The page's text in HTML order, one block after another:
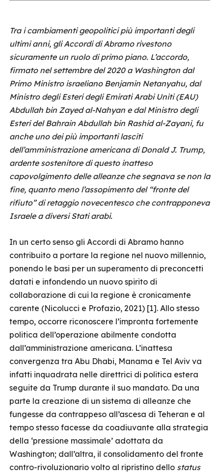
Tra i cambiamenti geopolitici più importanti degli
ultimi anni, gli Accordi di Abramo rivestono
sicuramente un ruolo di primo piano. L’accordo,
firmato nel settembre del 2020 a Washington dal
Primo Ministro israeliano Benjamin Netanyahu, dal
Ministro degli Esteri degli Emirati Arabi Uniti (EAU)
Abdullah bin Zayed al-Nahyan e dal Ministro degli
Esteri del Bahrain Abdullah bin Rashid al-Zayani, fu
anche uno dei più importanti lasciti
dell’amministrazione americana di Donald J. Trump,
ardente sostenitore di questo inatteso
capovolgimento delle alleanze che segnava se non la
fine, quanto meno l’assopimento del “fronte del
rifiuto” di retaggio novecentesco che contrapponeva
Israele a diversi Stati arabi.
In un certo senso gli Accordi di Abramo hanno
contribuito a portare la regione nel nuovo millennio,
ponendo le basi per un superamento di preconcetti
datati e infondendo un nuovo spirito di
collaborazione di cui la regione è cronicamente
carente (Nicolucci e Profazio, 2021) [1]. Allo stesso
tempo, occorre riconoscere l’impronta fortemente
politica dell’operazione abilmente condotta
dall’amministrazione americana. L’inattesa
convergenza tra Abu Dhabi, Manama e Tel Aviv va
infatti inquadrata nelle direttrici di politica estera
seguite da Trump durante il suo mandato. Da una
parte la creazione di un sistema di alleanze che
fungesse da contrappeso all’ascesa di Teheran e al
tempo stesso facesse da coadiuvante alla strategia
della ‘pressione massimale’ adottata da
Washington; dall’altra, il consolidamento del fronte
contro-rivoluzionario volto al ripristino dello status